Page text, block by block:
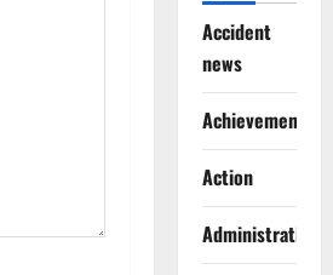
Accident
news
Achievements
Action
Administration